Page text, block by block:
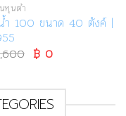
ทุนต่ำ
ำ 100 ขนาด 40 ตังค์ |
Original
price
฿ 59,600.
฿0Current
฿ 0.